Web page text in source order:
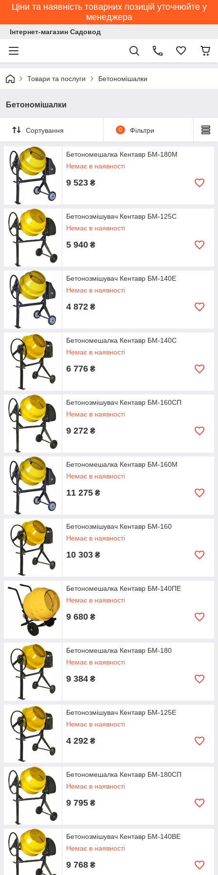
Ціни та наявність товарних позицій уточнюйте у
менеджера
Інтернет-магазин Садовод
Товари та послуги Бетономішалки
Бетономішалки
Сортування 0 Фільтри
Бетономешалка Кентавр БМ-180М
Немає в наявності
9 523 ₴
Бетонозмішувач Кентавр БМ-125С
Немає в наявності
5 940 ₴
Бетонозмішувач Кентавр БМ-140Е
Немає в наявності
4 872 ₴
Бетономешалка Кентавр БМ-140С
Немає в наявності
6 776 ₴
Бетонозмішувач Кентавр БМ-160СП
Немає в наявності
9 272 ₴
Бетономешалка Кентавр БМ-160М
Немає в наявності
11 275 ₴
Бетонозмішувач Кентавр БМ-160
Немає в наявності
10 303 ₴
Бетономешалка Кентавр БМ-140ПЕ
Немає в наявності
9 680 ₴
Бетономешалка Кентавр БМ-180
Немає в наявності
9 384 ₴
Бетонозмішувач Кентавр БМ-125Е
Немає в наявності
4 292 ₴
Бетономешалка Кентавр БМ-180СП
Немає в наявності
9 795 ₴
Бетонозмішувач Кентавр БМ-140ВЕ
Немає в наявності
9 768 ₴